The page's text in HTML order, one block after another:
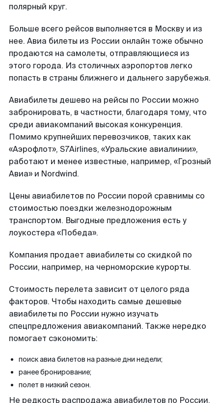
полярный круг.
Больше всего рейсов выполняется в Москву и из
нее. Авиа билеты из России онлайн тоже обычно
продаются на самолеты, отправляющиеся из
этого города. Из столичных аэропортов легко
попасть в страны ближнего и дальнего зарубежья.
Авиабилеты дешево на рейсы по России можно
забронировать, в частности, благодаря тому, что
среди авиакомпаний высокая конкуренция.
Помимо крупнейших перевозчиков, таких как
«Аэрофлот», S7Airlines, «Уральские авиалинии»,
работают и менее известные, например, «Грозный
Авиа» и Nordwind.
Цены авиабилетов по России порой сравнимы со
стоимостью поездки железнодорожным
транспортом. Выгодные предложения есть у
лоукостера «Победа».
Компания продает авиабилеты со скидкой по
России, например, на черноморские курорты.
Стоимость перелета зависит от целого ряда
факторов. Чтобы находить самые дешевые
авиабилеты по России нужно изучать
спецпредложения авиакомпаний. Также нередко
помогает сэкономить:
поиск авиа билетов на разные дни недели;
ранее бронирование;
полет в низкий сезон.
Не редкость распродажа авиабилетов по России.